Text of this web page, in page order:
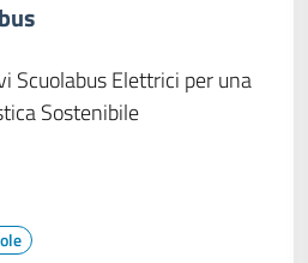
Scuolabus Elettrici per una
Sostenibile